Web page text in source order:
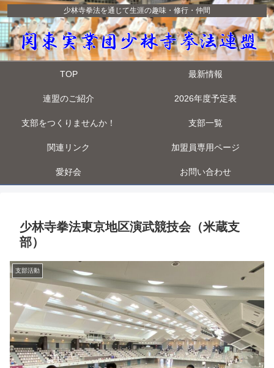
少林寺拳法を通じて生涯の趣味・修行・仲間
TOP 最新情報
連盟のご紹介 2026年度予定表
支部をつくりませんか！ 支部一覧
関連リンク 加盟員専用ページ
愛好会 お問い合わせ
少林寺拳法東京地区演武競技会（米蔵支
部）
支部活動